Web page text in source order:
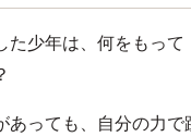
少年は、何をもって
あっても、自分の力